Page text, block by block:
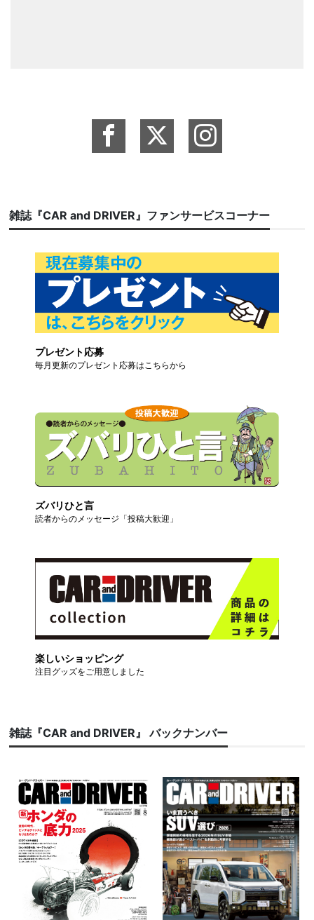
雑誌『CAR and DRIVER』ファンサービスコーナー
プレゼント応募
毎月更新のプレゼント応募はこちらから
ズバリひと言
読者からのメッセージ「投稿大歓迎」
楽しいショッピング
注目グッズをご用意しました
雑誌『CAR and DRIVER』 バックナンバー